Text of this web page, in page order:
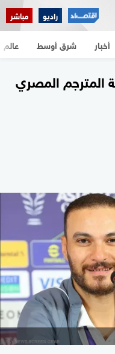
راديو مباشر
أخبار شرق أوسط عالم
المترجم المصري